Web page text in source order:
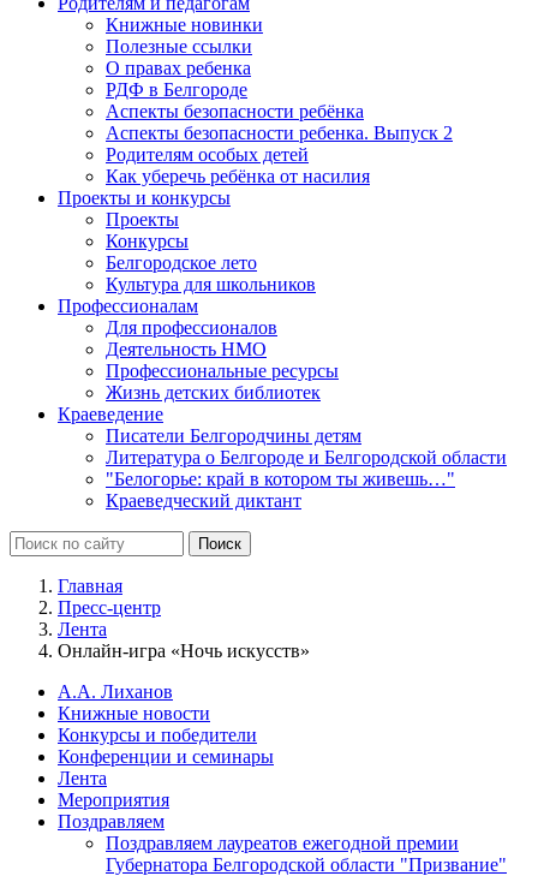
Книжные новинки
Полезные ссылки
О правах ребенка
РДФ в Белгороде
Аспекты безопасности ребёнка
Аспекты безопасности ребенка. Выпуск 2
Родителям особых детей
Как уберечь ребёнка от насилия
Проекты и конкурсы
Проекты
Конкурсы
Белгородское лето
Культура для школьников
Профессионалам
Для профессионалов
Деятельность НМО
Профессиональные ресурсы
Жизнь детских библиотек
Краеведение
Писатели Белгородчины детям
Литература о Белгороде и Белгородской области
"Белогорье: край в котором ты живешь…"
Краеведческий диктант
Главная
Пресс-центр
Лента
Онлайн-игра «Ночь искусств»
А.А. Лиханов
Книжные новости
Конкурсы и победители
Конференции и семинары
Лента
Мероприятия
Поздравляем
Поздравляем лауреатов ежегодной премии
Губернатора Белгородской области "Призвание"